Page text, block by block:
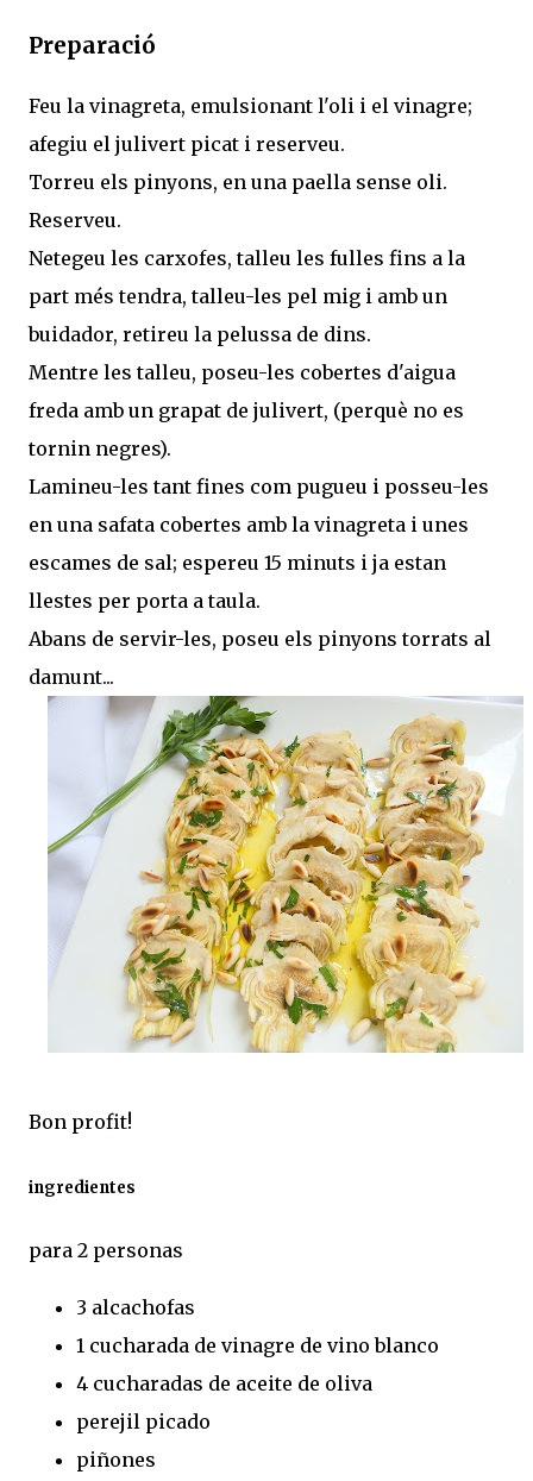
Preparació
Feu la vinagreta, emulsionant l'oli i el vinagre;
afegiu el julivert picat i reserveu.
Torreu els pinyons, en una paella sense oli.
Reserveu.
Netegeu les carxofes, talleu les fulles fins a la
part més tendra, talleu-les pel mig i amb un
buidador, retireu la pelussa de dins.
Mentre les talleu, poseu-les cobertes d'aigua
freda amb un grapat de julivert, (perquè no es
tornin negres).
Lamineu-les tant fines com pugueu i posseu-les
en una safata cobertes amb la vinagreta i unes
escames de sal; espereu 15 minuts i ja estan
llestes per porta a taula.
Abans de servir-les, poseu els pinyons torrats al
damunt...
Bon profit!
ingredientes
para 2 personas
3 alcachofas
1 cucharada de vinagre de vino blanco
4 cucharadas de aceite de oliva
perejil picado
piñones